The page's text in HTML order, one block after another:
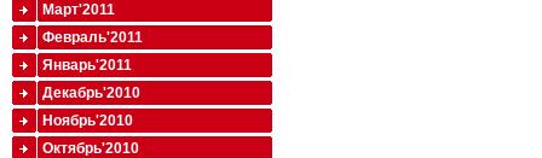
Март'2011
Февраль'2011
Январь'2011
Декабрь'2010
Ноябрь'2010
Октябрь'2010